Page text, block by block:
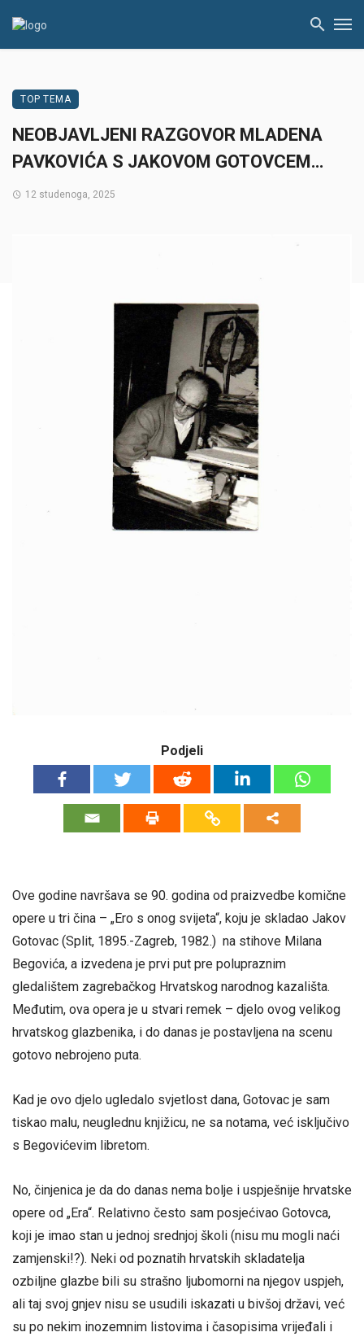
TOP TEMA
NEOBJAVLJENI RAZGOVOR MLADENA
PAVKOVIĆA S JAKOVOM GOTOVCEM…
12 studenoga, 2025
Podjeli
Ove godine navršava se 90. godina od praizvedbe komične
opere u tri čina – „Ero s onog svijeta“, koju je skladao Jakov
Gotovac (Split, 1895.-Zagreb, 1982.) na stihove Milana
Begovića, a izvedena je prvi put pre polupraznim
gledalištem zagrebačkog Hrvatskog narodnog kazališta.
Međutim, ova opera je u stvari remek – djelo ovog velikog
hrvatskog glazbenika, i do danas je postavljena na scenu
gotovo nebrojeno puta.
Kad je ovo djelo ugledalo svjetlost dana, Gotovac je sam
tiskao malu, neuglednu knjižicu, ne sa notama, već isključivo
s Begovićevim libretom.
No, činjenica je da do danas nema bolje i uspješnije hrvatske
opere od „Era“. Relativno često sam posjećivao Gotovca,
koji je imao stan u jednoj srednjoj školi (nisu mu mogli naći
zamjenski!?). Neki od poznatih hrvatskih skladatelja
ozbiljne glazbe bili su strašno ljubomorni na njegov uspjeh,
ali taj svoj gnjev nisu se usudili iskazati u bivšoj državi, već
su po nekim inozemnim listovima i časopisima vrijeđali i